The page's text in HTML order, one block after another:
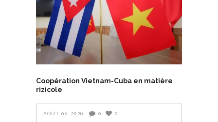
Coopération Vietnam-Cuba en matière
rizicole
AOÛT 06, 2026 0 0